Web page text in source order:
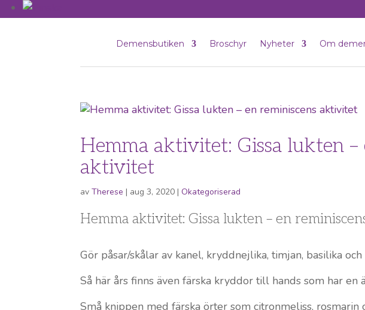
Demensbutiken Broschyr Nyheter Om
Hemma aktivitet: Gissa lukten –
aktivitet
avTherese | aug 3, 2020 |Okategoriserad
Hemma aktivitet: Gissa lukten – en
Gör påsar/skålar av kanel, kryddnejlika, timjan, basilika
Så här års finns även färska kryddor till hands som har en
Små knippen med färska örter som citronmeliss, rosmarin